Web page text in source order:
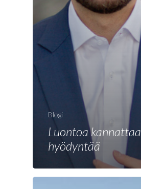
Blogi
Luontoa kannattaa
hyödyntää